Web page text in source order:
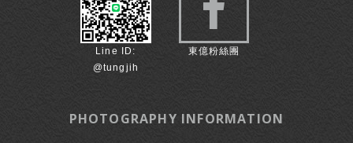
Line ID:
@tungjih
東億粉絲團
PHOTOGRAPHY INFORMATION